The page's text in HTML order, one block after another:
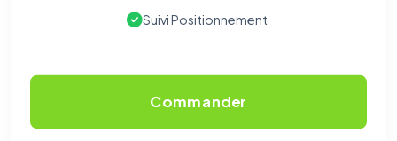
Suivi Positionnement
Commander